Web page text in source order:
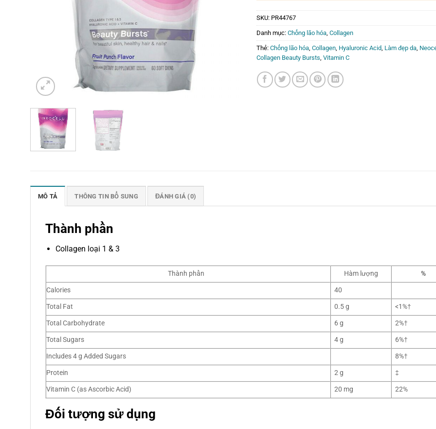
SKU: PR44767
Danh mục: Chống lão hóa, Collagen
Thẻ: Chống lão hóa, Collagen, Hyaluronic Acid Làm đẹp da,
Collagen Beauty Bursts Vitamin C
MÔ TẢ THÔNG TIN BỔ SUNG ĐÁNH GIÁ (0)
Thành phần
Collagen loại 1 & 3
Thành phần Hàm lượng
%
Calories
40
Total Fat
0.5 g
<1%†
Total Carbohydrate
6 g
2%†
Total Sugars
4 g
6%†
Includes 4 g Added Sugars
8%†
Protein
2 g
‡
Vitamin C (as Ascorbic Acid)
20 mg 22%
Đối tượng sử dụng